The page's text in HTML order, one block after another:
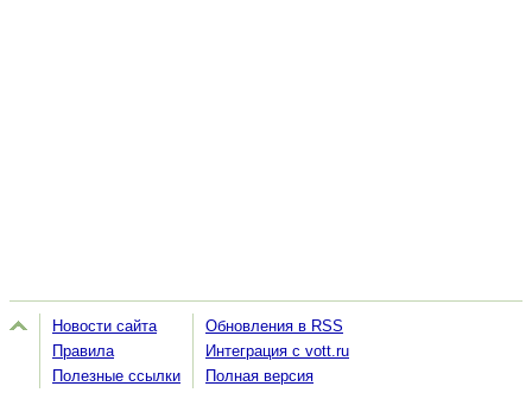
Новости сайта
Правила
Полезные ссылки
Обновления в RSS
Интеграция с vott.ru
Полная версия